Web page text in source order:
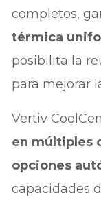
completos,
térmica
posibilita la
para mejorar
Vertiv
en múltiples
opciones
capacidades